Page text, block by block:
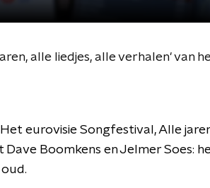
alle liedjes, alle verhalen' van
eurovisie Songfestival, Alle
Dave Boomkens en Jelmer Soes: